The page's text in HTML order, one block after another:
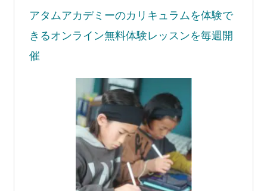
アタムアカデミーのカリキュラムを体験で
きるオンライン無料体験レッスンを毎週開
催